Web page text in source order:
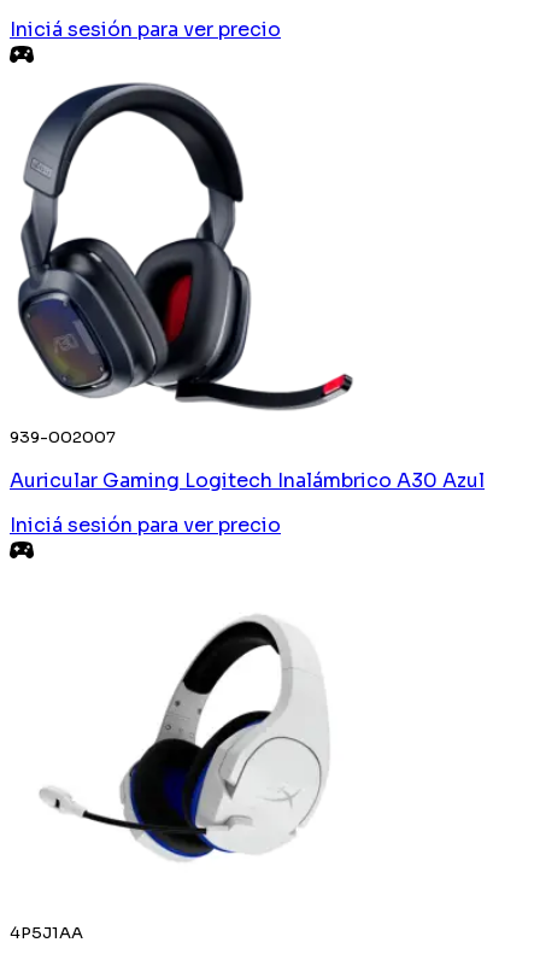
Iniciá sesión para ver precio
939-002007
Auricular Gaming Logitech Inalámbrico A30 Azul
Iniciá sesión para ver precio
4P5J1AA